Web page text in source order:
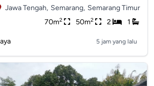
Jawa Tengah, Semarang, Semarang Timur
70m2 50m2 2 1
5 jam yang lalu